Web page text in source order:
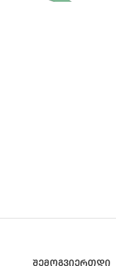
ᲨᲔᲛᲝᲒᲕᲘᲔᲠᲗᲓᲘ